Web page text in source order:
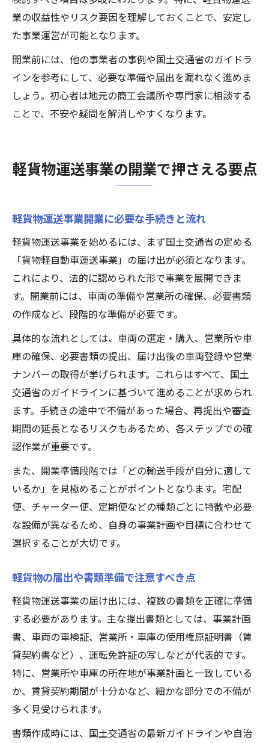
業の収益性やリスク要因を理解しておくことで、安定し
た事業運営が可能となります。
開業前には、他の事業者の事例や国土交通省のガイドラ
インを参考にして、必要な準備や届出を漏れなく進めま
しょう。初心者は地元の商工会議所や専門家に相談する
ことで、不安や疑問を解消しやすくなります。
軽貨物運送事業の開業で押さえる要点
軽貨物運送事業開業に必要な手続きと流れ
軽貨物運送事業を始めるには、まず国土交通省の定める
「貨物軽自動車運送事業」の届け出が必須となります。
これにより、法的に認められた形で事業を展開できま
す。開業前には、車両の準備や営業所の確保、必要書類
の作成など、段階的な準備が必要です。
具体的な流れとしては、車両の選定・購入、営業所や車
庫の確保、必要書類の提出、届け出後の車両登録や営業
ナンバーの取得が挙げられます。これらはすべて、国土
交通省のガイドラインに基づいて進めることが求められ
ます。手続きの途中で不備があった場合、再提出や審査
期間の延長となるリスクもあるため、各ステップでの確
認作業が重要です。
また、開業準備段階では「どの輸送手段が自分に適して
いるか」を見極めることがポイントとなります。宅配
便、チャーター便、定期便などの種類ごとに特徴や必要
な設備が異なるため、自身の事業計画や目標に合わせて
選択することが大切です。
軽貨物の届出や書類準備で注意すべき点
軽貨物運送事業の届け出には、複数の書類を正確に準備
する必要があります。主な提出書類としては、事業計画
書、車両の車検証、営業所・車庫の使用権原証明書（賃
貸契約書など）、運転免許証の写しなどが代表的です。
特に、営業所や車庫の所在地が事業計画と一致している
か、賃貸契約期間が十分かなど、細かな部分での不備が
多く見受けられます。
書類作成時には、国土交通省の最新ガイドラインや自治